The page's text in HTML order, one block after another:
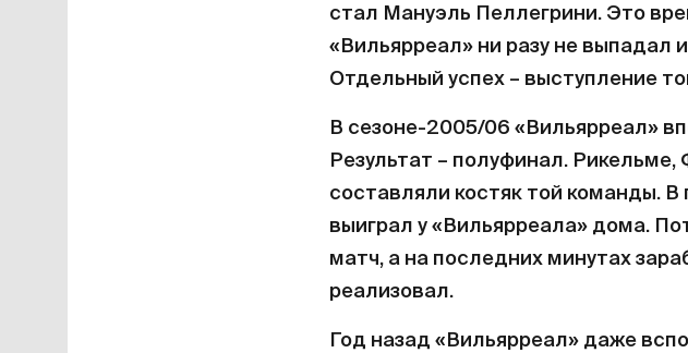
стал Мануэль Пеллегрини. Это
«Вильярреал» ни разу не выпадал
Отдельный успех – выступление
В сезоне-2005/06 «Вильярреал»
Результат – полуфинал.
составляли костяк той команды.
выиграл у «Вильярреала» дома.
матч, а на последних минутах
реализовал.
Год назад «Вильярреал» даже